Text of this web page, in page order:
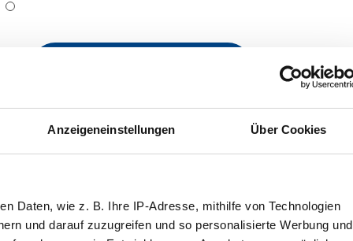
Anzeigeneinstellungen Über Cookies
Daten, wie z. B. Ihre IP-Adresse, mithilfe von Technologien
und darauf zuzugreifen und so personalisierte Werbung und